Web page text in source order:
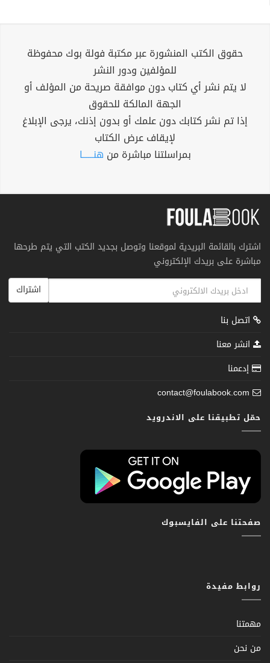
حقوق الكتب المنشورة عبر مكتبة فولة بوك محفوظة
للمؤلفين ودور النشر
لا يتم نشر أي كتاب دون موافقة صريحة من المؤلف أو
الجهة المالكة للحقوق
إذا تم نشر كتابك دون علمك أو بدون إذنك، يرجى الإبلاغ
لإيقاف عرض الكتاب
بمراسلتنا مباشرة من هنــــــا
اشترك بالقائمة البريدية لموقعنا وتوصل بجديد الكتب التي يتم طرحها
مباشرة على بريدك الإلكتروني
اشتراك
اتصل بنا
انشر معنا
إدعمنا
contact@foulabook.com
حمّل تطبيقنا على الاندرويد
صفحتنا على الفايسبوك
روابط مفيدة
مهمتنا
من نحن